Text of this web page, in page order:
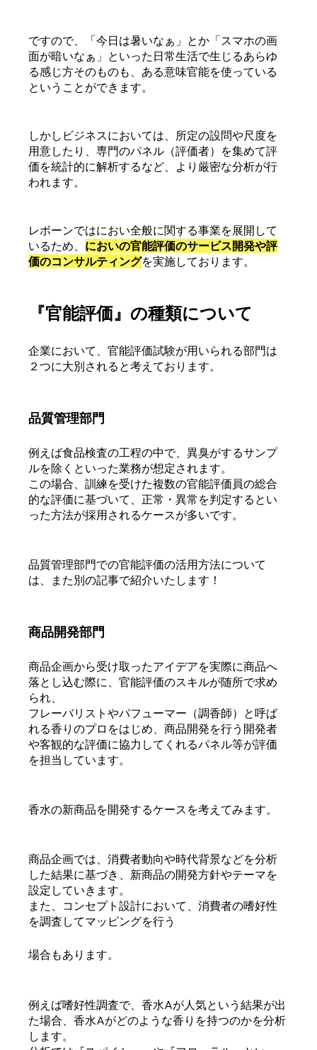
ですので、「今日は暑いなぁ」とか「スマホの画
面が暗いなぁ」といった日常生活で生じるあらゆ
る感じ方そのものも、ある意味官能を使っている
ということができます。
しかしビジネスにおいては、所定の設問や尺度を
用意したり、専門のパネル（評価者）を集めて評
価を統計的に解析するなど、より厳密な分析が行
われます。
レボーンではにおい全般に関する事業を展開して
いるため、 においの官能評価のサービス開発や評
価のコンサルティングを実施しております。
『官能評価』の種類について
企業において、官能評価試験が用いられる部門は
２つに大別されると考えております。
品質管理部門
例えば食品検査の工程の中で、異臭がするサンプ
ルを除くといった業務が想定されます。
この場合、訓練を受けた複数の官能評価員の総合
的な評価に基づいて、正常・異常を判定するとい
った方法が採用されるケースが多いです。
品質管理部門での官能評価の活用方法について
は、また別の記事で紹介いたします！
商品開発部門
商品企画から受け取ったアイデアを実際に商品へ
落とし込む際に、官能評価のスキルが随所で求め
られ、
フレーバリストやパフューマー（調香師）と呼ば
れる香りのプロをはじめ、商品開発を行う開発者
や客観的な評価に協力してくれるパネル等が評価
を担当しています。
香水の新商品を開発するケースを考えてみます。
商品企画では、消費者動向や時代背景などを分析
した結果に基づき、新商品の開発方針やテーマを
設定していきます。
また、コンセプト設計において、消費者の嗜好性
を調査してマッピングを行う
場合もあります。
例えば嗜好性調査で、香水Aが人気という結果が出
た場合、香水Aがどのような香りを持つのかを分析
します。